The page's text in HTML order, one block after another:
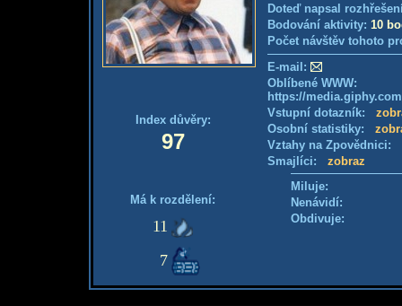
Index důvěry:
97
Má k rozdělení:
11
7
Doteď napsal
Bodování aktivity: 10
Počet návštěv tohoto
E-mail:
Oblíbené WWW:
https://
Vstupní dotazník:
Osobní statistiky:
Vztahy na Zpovědnici:
Smajlíci: zobraz
Miluje:
Nenávidí:
Obdivuje: